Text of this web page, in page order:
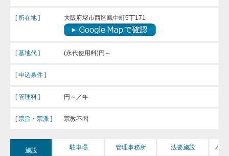
[ 所在地 ] 大阪府堺市西区鳳中町5丁171
[ 墓地代 ] (永代使用料)円～
[ 申込条件 ]
[ 管理料 ] 円～／年
[ 宗旨・宗派 ] 宗教不問
施設
駐車場 管理事務所 法要施設 バ